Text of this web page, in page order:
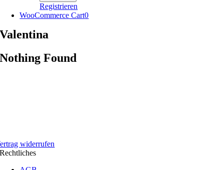
Registrieren
WooCommerce Cart0
Valentina
Nothing Found
widerrufen
Rechtliches